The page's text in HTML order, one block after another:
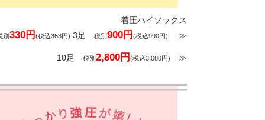
着圧ハイソックス
別330円 (税込363円) 3足 税別900円 (税込990円) ≫
10足 税別2,800円 (税込3,080円) ≫